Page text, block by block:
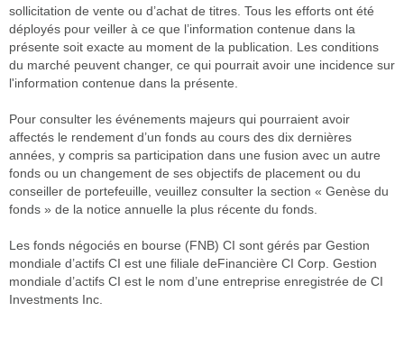
sollicitation de vente ou d’achat de titres. Tous les efforts ont été
déployés pour veiller à ce que l’information contenue dans la
présente soit exacte au moment de la publication. Les conditions
du marché peuvent changer, ce qui pourrait avoir une incidence sur
l'information contenue dans la présente.
Pour consulter les événements majeurs qui pourraient avoir
affectés le rendement d’un fonds au cours des dix dernières
années, y compris sa participation dans une fusion avec un autre
fonds ou un changement de ses objectifs de placement ou du
conseiller de portefeuille, veuillez consulter la section « Genèse du
fonds » de la notice annuelle la plus récente du fonds.
Les fonds négociés en bourse (FNB) CI sont gérés par Gestion
mondiale d’actifs CI est une filiale deFinancière CI Corp. Gestion
mondiale d’actifs CI est le nom d’une entreprise enregistrée de CI
Investments Inc.